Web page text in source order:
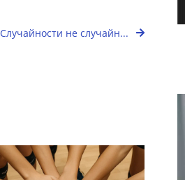
Случайности не случайн...